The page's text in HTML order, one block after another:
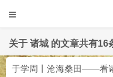
关于 诸城 的文章共有16